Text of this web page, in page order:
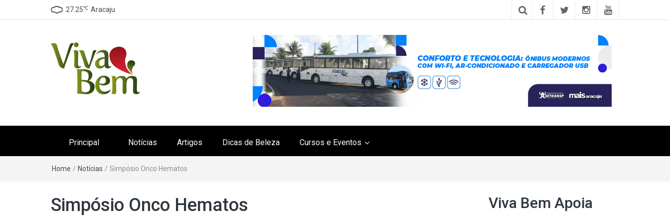
27.25℃ Aracaju
Principal Notícias Artigos Dicas de Beleza Cursos e Eventos
Home / Notícias / Simpósio Onco Hematos
Simpósio Onco Hematos Viva Bem Apoia